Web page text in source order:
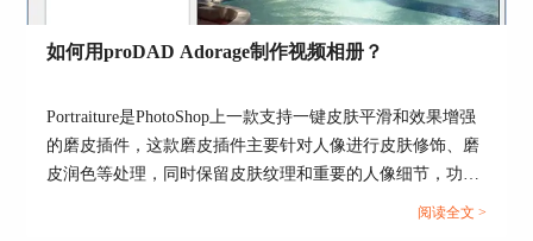
如何用proDAD Adorage制作视频相册？
Portraiture是PhotoShop上一款支持一键皮肤平滑和效果增强
的磨皮插件，这款磨皮插件主要针对人像进行皮肤修饰、磨
皮润色等处理，同时保留皮肤纹理和重要的人像细节，功能
阅读全文 >